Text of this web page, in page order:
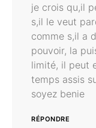
je crois qu,il
s,il le veut
comme s,il a
pouvoir, la
limité, il peut
temps assis
soyez benie
RÉPONDRE